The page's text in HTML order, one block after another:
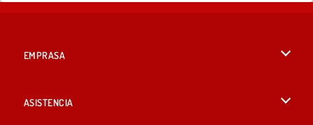
EMPRASA
ASISTENCIA